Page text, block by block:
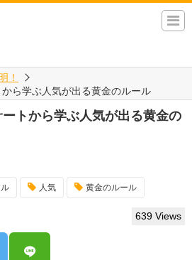
！
ら学ぶ人気が出る黄金のルール
トから学ぶ人気が出る黄金の
人気 黄金のルール
639 Views